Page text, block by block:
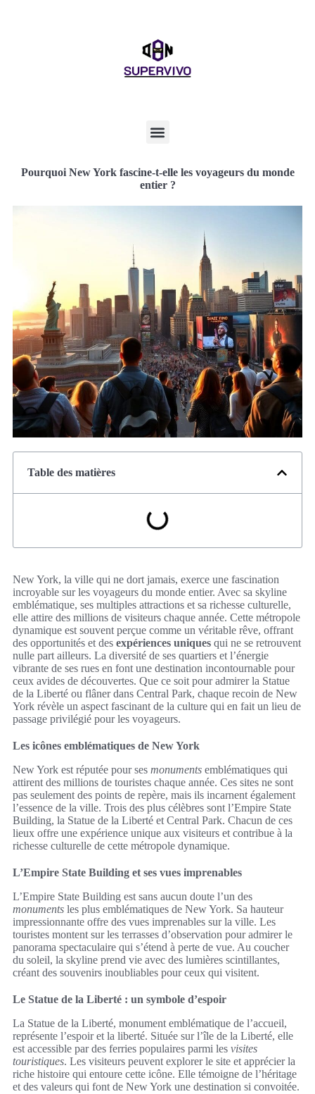
Pourquoi New York fascine-t-elle les voyageurs du monde
entier ?
Table des matières
New York, la ville qui ne dort jamais, exerce une fascination
incroyable sur les voyageurs du monde entier. Avec sa skyline
emblématique, ses multiples attractions et sa richesse culturelle,
elle attire des millions de visiteurs chaque année. Cette métropole
dynamique est souvent perçue comme un véritable rêve, offrant
des opportunités et des expériences uniques qui ne se retrouvent
nulle part ailleurs. La diversité de ses quartiers et l’énergie
vibrante de ses rues en font une destination incontournable pour
ceux avides de découvertes. Que ce soit pour admirer la Statue
de la Liberté ou flâner dans Central Park, chaque recoin de New
York révèle un aspect fascinant de la culture qui en fait un lieu de
passage privilégié pour les voyageurs.
Les icônes emblématiques de New York
New York est réputée pour ses monuments emblématiques qui
attirent des millions de touristes chaque année. Ces sites ne sont
pas seulement des points de repère, mais ils incarnent également
l’essence de la ville. Trois des plus célèbres sont l’Empire State
Building, la Statue de la Liberté et Central Park. Chacun de ces
lieux offre une expérience unique aux visiteurs et contribue à la
richesse culturelle de cette métropole dynamique.
L’Empire State Building et ses vues imprenables
L’Empire State Building est sans aucun doute l’un des
monuments les plus emblématiques de New York. Sa hauteur
impressionnante offre des vues imprenables sur la ville. Les
touristes montent sur les terrasses d’observation pour admirer le
panorama spectaculaire qui s’étend à perte de vue. Au coucher
du soleil, la skyline prend vie avec des lumières scintillantes,
créant des souvenirs inoubliables pour ceux qui visitent.
Le Statue de la Liberté : un symbole d’espoir
La Statue de la Liberté, monument emblématique de l’accueil,
représente l’espoir et la liberté. Située sur l’île de la Liberté, elle
est accessible par des ferries populaires parmi les visites
touristiques. Les visiteurs peuvent explorer le site et apprécier la
riche histoire qui entoure cette icône. Elle témoigne de l’héritage
et des valeurs qui font de New York une destination si convoitée.